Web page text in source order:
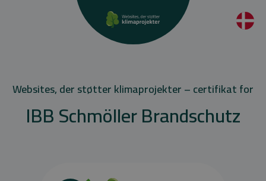
Websites, der støtter klimaprojekter – certifikat for
IBB Schmöller Brandschutz